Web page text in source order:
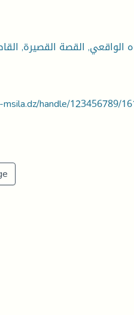
الواقعي, القصة القصيرة,
handle/123456789/